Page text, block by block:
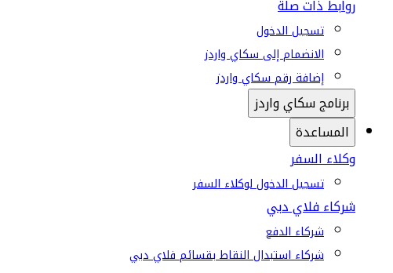
روابط ذات صلة
تسجيل الدخول
الانضمام إلى سكاي واردز
إضافة رقم سكاي واردز
برنامج سكاي واردز
المساعدة
وكلاء السفر
تسجيل الدخول لوكلاء السفر
شركاء فلاي دبي
شركاء الدفع
شركاء استبدال النقاط بقسائم فلاي دبي